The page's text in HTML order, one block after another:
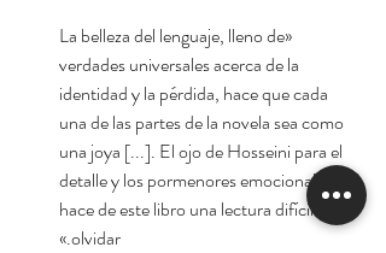
«La belleza del lenguaje, lleno de
verdades universales acerca de la
identidad y la pérdida, hace que cada
una de las partes de la novela sea como
una joya [...]. El ojo de Hosseini para el
detalle y los pormenores emocionales
hace de este libro una lectura difícil de
olvidar.»